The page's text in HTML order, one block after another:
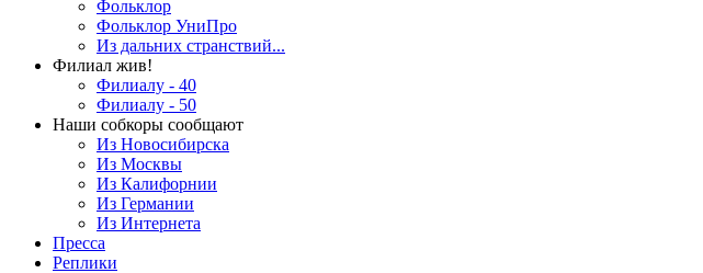
Фольклор
Фольклор УниПро
Из дальних странствий...
Филиал жив!
Филиалу - 40
Филиалу - 50
Наши собкоры сообщают
Из Новосибирска
Из Москвы
Из Калифорнии
Из Германии
Из Интернета
Пресса
Реплики